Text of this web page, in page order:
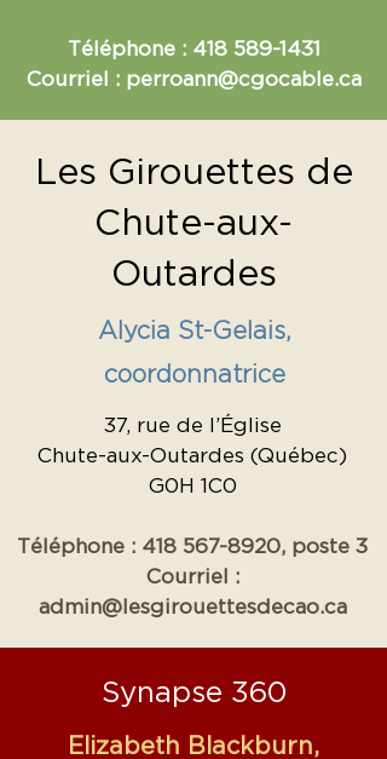
Téléphone : 418 589-1431
Courriel : perroann@cgocable.ca
Les Girouettes de
Chute-aux-
Outardes
Alycia St-Gelais,
coordonnatrice
37, rue de l’Église
Chute-aux-Outardes (Québec)
G0H 1C0
Téléphone : 418 567-8920, poste 3
Courriel :
admin@lesgirouettesdecao.ca
Synapse 360
Elizabeth Blackburn,